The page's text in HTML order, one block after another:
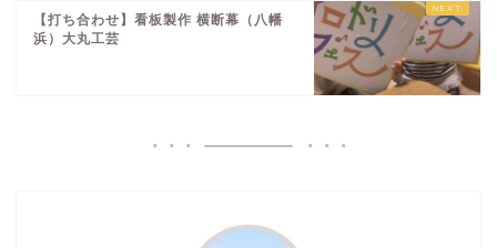
【打ち合わせ】看板製作 横断幕（八幡
浜）大丸工芸